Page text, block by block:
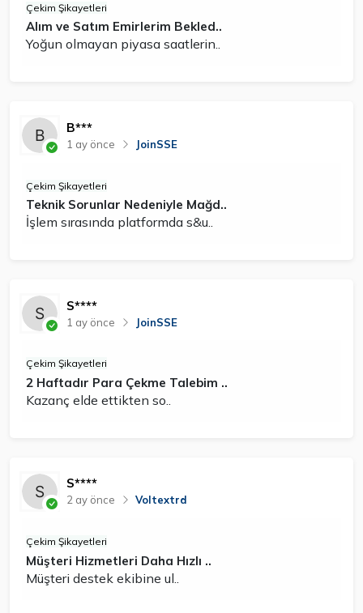
Çekim Şikayetleri
Alım ve Satım Emirlerim Bekled..
Yoğun olmayan piyasa saatlerin..
B***
1 ay önce JoinSSE
Çekim Şikayetleri
Teknik Sorunlar Nedeniyle Mağd..
İşlem sırasında platformda s&u..
S****
1 ay önce JoinSSE
Çekim Şikayetleri
2 Haftadır Para Çekme Talebim ..
Kazanç elde ettikten so..
S****
2 ay önce Voltextrd
Çekim Şikayetleri
Müşteri Hizmetleri Daha Hızlı ..
Müşteri destek ekibine ul..